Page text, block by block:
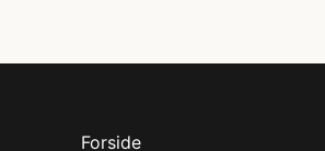
Forside